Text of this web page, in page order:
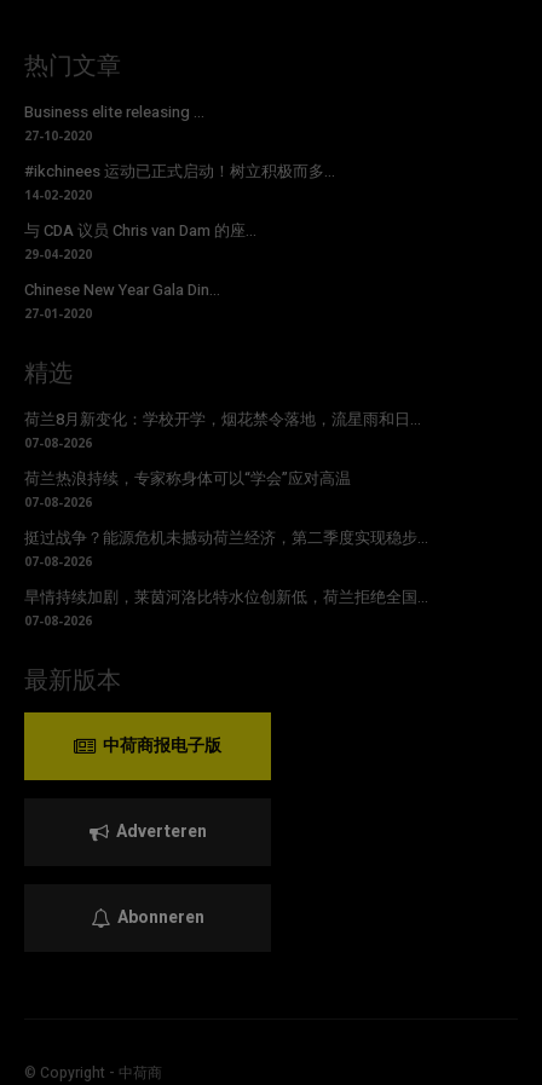
热门文章
Business elite releasing ...
27-10-2020
#ikchinees 运动已正式启动！树立积极而多...
14-02-2020
与 CDA 议员 Chris van Dam 的座...
29-04-2020
Chinese New Year Gala Din...
27-01-2020
精选
荷兰8月新变化：学校开学，烟花禁令落地，流星雨和日...
07-08-2026
荷兰热浪持续，专家称身体可以“学会”应对高温
07-08-2026
挺过战争？能源危机未撼动荷兰经济，第二季度实现稳步...
07-08-2026
旱情持续加剧，莱茵河洛比特水位创新低，荷兰拒绝全国...
07-08-2026
最新版本
中荷商报电子版
Adverteren
Abonneren
© Copyright - 中荷商